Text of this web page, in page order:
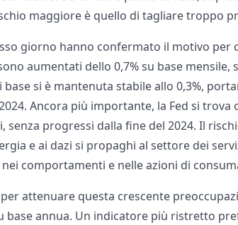
maggiore è quello di tagliare troppo
giorno hanno confermato il motivo per
aumentati dello 0,7% su base
si è mantenuta stabile allo 0,3%,
Ancora più importante, la Fed si trova
senza progressi dalla fine del 2024. Il
e ai dazi si propaghi al settore dei
comportamenti e nelle azioni di
attenuare questa crescente
base annua. Un indicatore più ristretto